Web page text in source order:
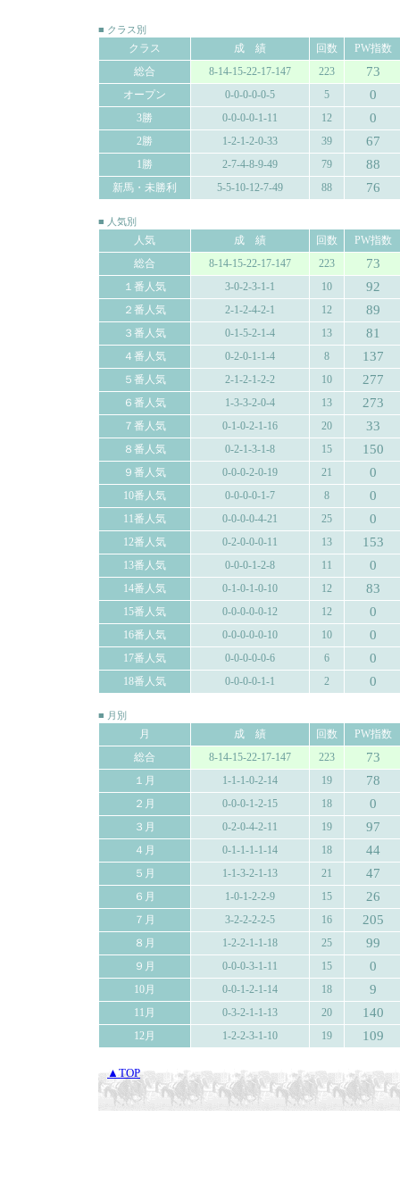
■ クラス別
クラス 成 績 回数
PW指数
総合
8-14-15-22-17-147 223 73
オープン 0-0-0-0-0-5 5 0
3勝 0-0-0-0-1-11 12 0
2勝 1-2-1-2-0-33 39 67
1勝 2-7-4-8-9-49 79 88
新馬・未勝利 5-5-10-12-7-49 88 76
■ 人気別
人気 成 績 回数
PW指数
総合
8-14-15-22-17-147 223 73
１番人気 3-0-2-3-1-1 10 92
２番人気 2-1-2-4-2-1 12 89
３番人気 0-1-5-2-1-4 13 81
４番人気 0-2-0-1-1-4 8 137
５番人気 2-1-2-1-2-2 10 277
６番人気 1-3-3-2-0-4 13 273
７番人気 0-1-0-2-1-16 20 33
８番人気 0-2-1-3-1-8 15 150
９番人気 0-0-0-2-0-19 21 0
10番人気 0-0-0-0-1-7 8 0
11番人気 0-0-0-0-4-21 25 0
12番人気 0-2-0-0-0-11 13 153
13番人気 0-0-0-1-2-8 11 0
14番人気 0-1-0-1-0-10 12 83
15番人気 0-0-0-0-0-12 12 0
16番人気 0-0-0-0-0-10 10 0
17番人気 0-0-0-0-0-6 6 0
18番人気 0-0-0-0-1-1 2 0
■ 月別
月 成 績 回数
PW指数
総合
8-14-15-22-17-147 223 73
１月 1-1-1-0-2-14 19 78
２月 0-0-0-1-2-15 18 0
３月 0-2-0-4-2-11 19 97
４月 0-1-1-1-1-14 18 44
５月 1-1-3-2-1-13 21 47
６月 1-0-1-2-2-9 15 26
７月 3-2-2-2-2-5 16 205
８月 1-2-2-1-1-18 25 99
９月 0-0-0-3-1-11 15 0
10月 0-0-1-2-1-14 18 9
11月 0-3-2-1-1-13 20 140
12月 1-2-2-3-1-10 19 109
▲TOP